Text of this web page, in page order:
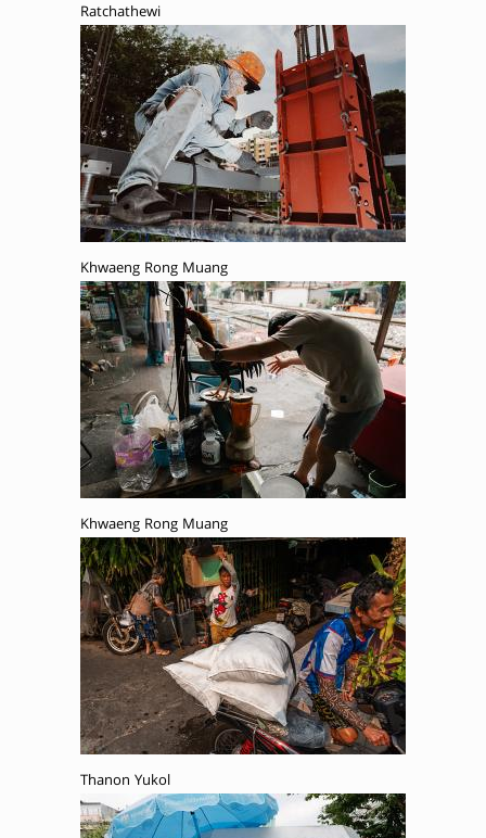
Ratchathewi
Khwaeng Rong Muang
Khwaeng Rong Muang
Thanon Yukol